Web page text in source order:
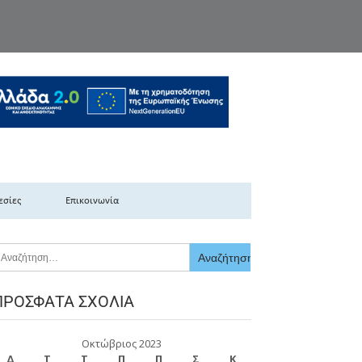
Ελλάδας
Επικοινωνία
ΣΧΌΛΙΑ
Οκτώβριος 2023
Δ
Τ Τ Π Π Σ
Κ